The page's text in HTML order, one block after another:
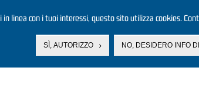
linea con i tuoi interessi, questo sito utilizza cookies.
SÌ, AUTORIZZO NO, DESIDERO INFO